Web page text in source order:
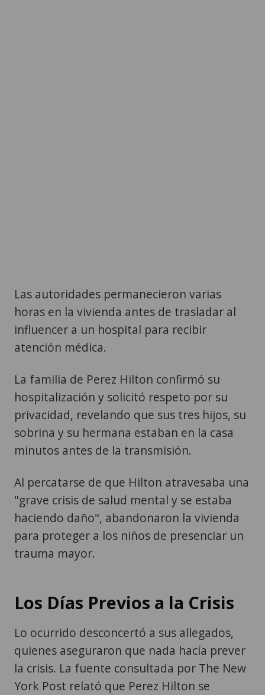
Las autoridades permanecieron varias
horas en la vivienda antes de trasladar al
influencer a un hospital para recibir
atención médica.
La familia de Perez Hilton confirmó su
hospitalización y solicitó respeto por su
privacidad, revelando que sus tres hijos, su
sobrina y su hermana estaban en la casa
minutos antes de la transmisión.
Al percatarse de que Hilton atravesaba una
"grave crisis de salud mental y se estaba
haciendo daño", abandonaron la vivienda
para proteger a los niños de presenciar un
trauma mayor.
Los Días Previos a la Crisis
Lo ocurrido desconcertó a sus allegados,
quienes aseguraron que nada hacía prever
la crisis. La fuente consultada por The New
York Post relató que Perez Hilton se